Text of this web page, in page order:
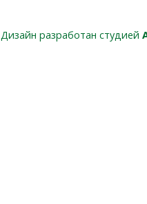
Дизайн разработан студией